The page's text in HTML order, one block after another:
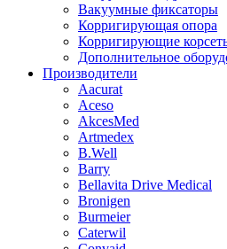
Вакуумные фиксаторы
Корригирующая опора
Корригирующие
Дополнительное
Производители
Aacurat
Aceso
AkcesMed
Artmedex
B.Well
Barry
Bellavita Drive Medical
Bronigen
Burmeier
Caterwil